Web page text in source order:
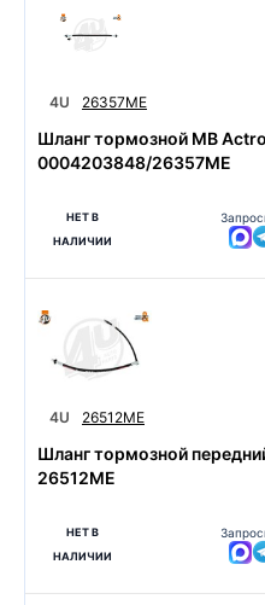
4U 26357ME
Шланг тормозной MB
0004203848/26357ME
НЕТ В
НАЛИЧИИ
4U 26512ME
Шланг тормозной
26512ME
НЕТ В
НАЛИЧИИ